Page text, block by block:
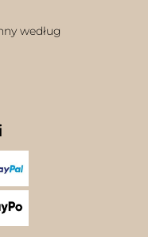
według